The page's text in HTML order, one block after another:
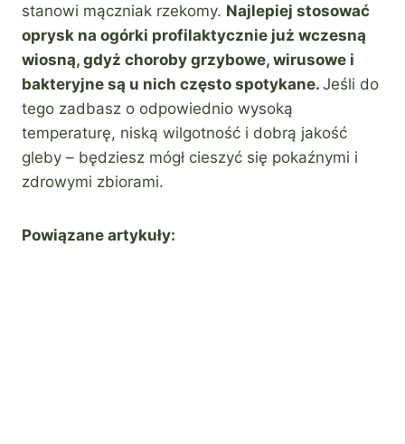
stanowi mączniak rzekomy. Najlepiej stosować
oprysk na ogórki profilaktycznie już wczesną
wiosną, gdyż choroby grzybowe, wirusowe i
bakteryjne są u nich często spotykane. Jeśli do
tego zadbasz o odpowiednio wysoką
temperaturę, niską wilgotność i dobrą jakość
gleby – będziesz mógł cieszyć się pokaźnymi i
zdrowymi zbiorami.
Powiązane artykuły: